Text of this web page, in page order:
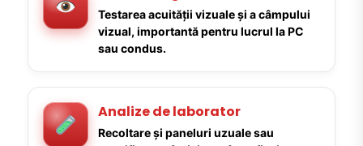
Testarea acuității vizuale și a câmpului
vizual, importantă pentru lucrul la PC
sau condus.
Analize de laborator
Recoltare și paneluri uzuale sau